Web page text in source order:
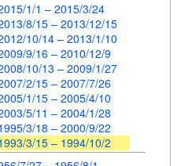
1/1 – 2015/3/24
8/15 – 2013/12/15
10/14 – 2013/1/10
9/16 – 2010/12/9
10/13 – 2009/1/27
2/15 – 2007/7/26
1/15 – 2005/4/10
5/11 – 2004/1/28
3/18 – 2000/9/22
3/15 – 1994/10/2